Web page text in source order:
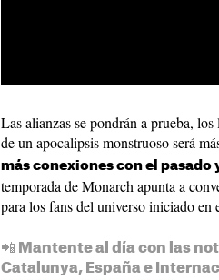
Las alianzas se pondrán a prueba,
de un apocalipsis monstruoso será
más conexiones con el pasado
temporada de Monarch apunta a
para los fans del universo iniciado
📲 Mantente al día con las
Catalunya, España e